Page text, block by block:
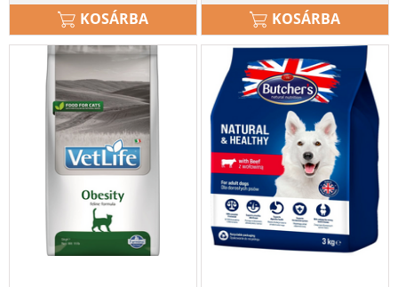
KOSÁRBA KOSÁRBA